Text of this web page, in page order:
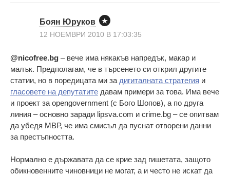
Боян Юруков
12 НОЕМВРИ 2010 В 17:03:35
@nicofree.bg – вече има някакъв напредък, макар и
малък. Предполагам, че в търсенето си открил другите
статии, но в поредицата ми за дигиталната стратегия и
гласовете на депутатите давам примери за това. Има вече
и проект за opengovernment (с Бого Шопов), а по друга
линия – основно заради lipsva.com и crime.bg – се опитвам
да убедя МВР, че има смисъл да пуснат отворени данни
за престъпността.
Нормално е държавата да се крие зад гишетата, защото
обикновенните чиновници не могат, а и често не искат да